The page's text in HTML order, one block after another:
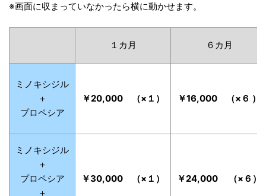
※画面に収まっていなかったら横に動かせます。
１カ月 ６カ月
ミノキシジル
＋
プロペシア
￥20,000 （×１） ￥16,000 （×６ ）
ミノキシジル
＋
プロペシア
＋
￥30,000 （×１） ￥24,000 （×６）